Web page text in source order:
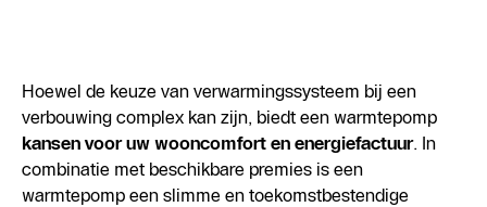
Hoewel de keuze van verwarmingssysteem bij een
verbouwing complex kan zijn, biedt een warmtepomp
kansen voor uw wooncomfort en energiefactuur. In
combinatie met beschikbare premies is een
warmtepomp een slimme en toekomstbestendige